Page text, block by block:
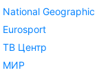
National Geographic
Eurosport
ТВ Центр
МИР